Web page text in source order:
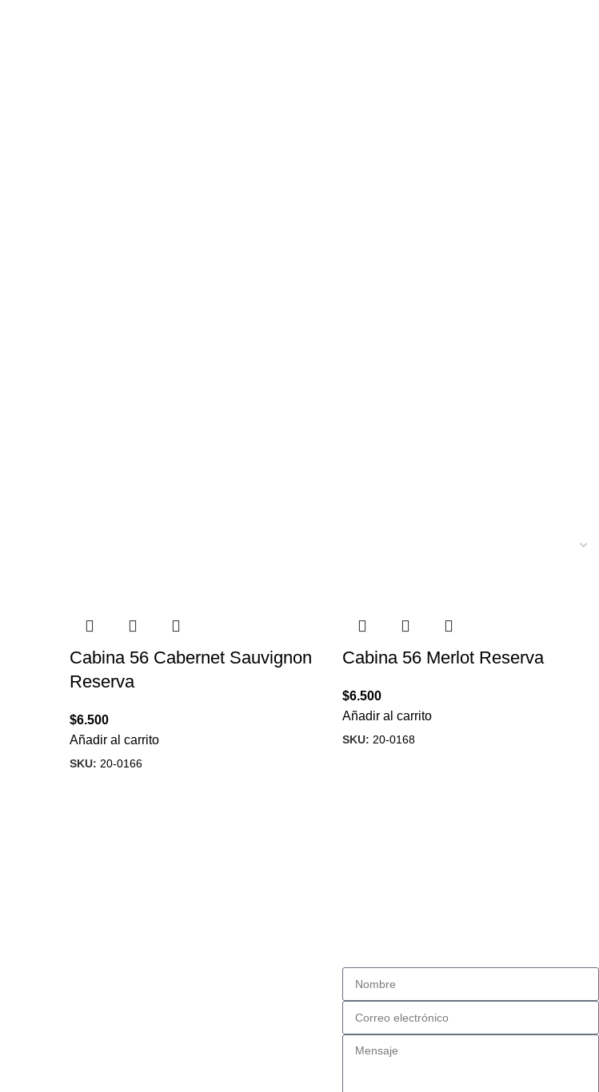
Cabina 56 Cabernet Sauvignon
Reserva
$6.500
Añadir al carrito
SKU: 20-0166
Cabina 56 Merlot Reserva
$6.500
Añadir al carrito
SKU: 20-0168